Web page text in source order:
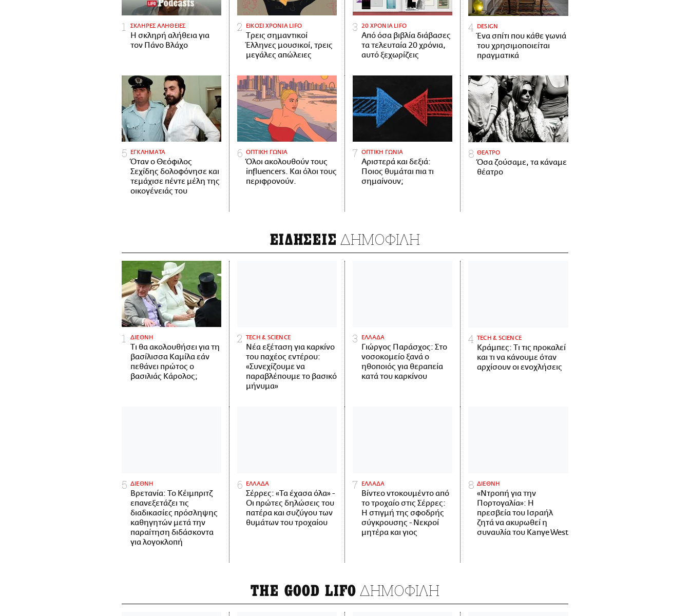
ΣΚΛΗΡΕΣ ΑΛΗΘΕΙΕΣ
H σκληρή αλήθεια για
τον Πάνο Βλάχο
ΕΙΚΟΣΙ ΧΡΟΝΙΑ LIFO
Tρεις σημαντικοί
Έλληνες μουσικοί, τρεις
μεγάλες απώλειες
20 ΧΡΟΝΙΑ LIFO
Από όσα βιβλία διάβασες
τα τελευταία 20 χρόνια,
αυτό ξεχωρίζεις
DESIGN
Ένα σπίτι που κάθε γωνιά
του χρησιμοποιείται
πραγματικά
ΕΓΚΛΗΜΑΤΑ
Όταν ο Θεόφιλος
Σεχίδης δολοφόνησε και
τεμάχισε πέντε μέλη της
οικογένειάς του
ΟΠΤΙΚΗ ΓΩΝΙΑ
Όλοι ακολουθούν τους
influencers. Και όλοι τους
περιφρονούν.
ΟΠΤΙΚΗ ΓΩΝΙΑ
Αριστερά και δεξιά:
Ποιος θυμάται πια τι
σημαίνουν;
ΘΕΑΤΡΟ
Όσα ζούσαμε, τα κάναμε
θέατρο
ΕΙΔΗΣΕΙΣ ΔΗΜΟΦΙΛΗ
ΔΙΕΘΝΗ
Τι θα ακολουθήσει για τη
βασίλισσα Καμίλα εάν
πεθάνει πρώτος ο
βασιλιάς Κάρολος;
ΤECH & SCIENCE
Νέα εξέταση για καρκίνο
του παχέος εντέρου:
«Συνεχίζουμε να
παραβλέπουμε το βασικό
μήνυμα»
ΕΛΛΑΔΑ
Γιώργος Παράσχος: Στο
νοσοκομείο ξανά ο
ηθοποιός για θεραπεία
κατά του καρκίνου
ΤECH & SCIENCE
Κράμπες: Τι τις προκαλεί
και τι να κάνουμε όταν
αρχίσουν οι ενοχλήσεις
ΔΙΕΘΝΗ
Βρετανία: Το Κέιμπριτζ
επανεξετάζει τις
διαδικασίες πρόσληψης
καθηγητών μετά την
παραίτηση διδάσκοντα
για λογοκλοπή
ΕΛΛΑΔΑ
Σέρρες: «Τα έχασα όλα» -
Οι πρώτες δηλώσεις του
πατέρα και συζύγου των
θυμάτων του τροχαίου
ΕΛΛΑΔΑ
Βίντεο ντοκουμέντο από
το τροχαίο στις Σέρρες:
Η στιγμή της σφοδρής
σύγκρουσης - Νεκροί
μητέρα και γιος
ΔΙΕΘΝΗ
«Ντροπή για την
Πορτογαλία»: Η
πρεσβεία του Ισραήλ
ζητά να ακυρωθεί η
συναυλία του Kanye West
THE GOOD LIFO ΔΗΜΟΦΙΛΗ